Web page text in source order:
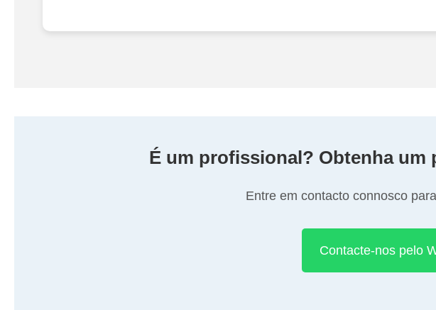
É um profissional? Obtenha um
Entre em contacto connosco
Contacte-nos pelo